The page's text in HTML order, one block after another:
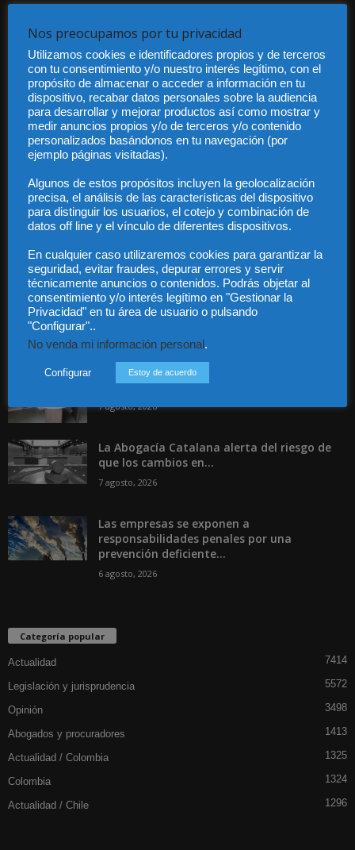
Audiencia y Publicidad
Quiénes somos
Privacidad
Guía Colaboradores
Contáctanos: info@diariojuridico.com
Incluso más noticias
Especialización total: por qué TBF Abogados
es el referente en derecho...
7 agosto, 2026
La Abogacía Catalana alerta del riesgo de
que los cambios en...
7 agosto, 2026
Las empresas se exponen a
responsabilidades penales por una
prevención deficiente...
6 agosto, 2026
Categoría popular
Actualidad 7414
Legislación y jurisprudencia 5572
Opinión 3498
Abogados y procuradores 1413
Actualidad / Colombia 1325
Colombia 1324
Actualidad / Chile 1296
Nos preocupamos por tu privacidad
Utilizamos cookies e identificadores propios y de terceros
con tu consentimiento y/o nuestro interés legítimo, con el
propósito de almacenar o acceder a información en tu
dispositivo, recabar datos personales sobre la audiencia
para desarrollar y mejorar productos así como mostrar y
medir anuncios propios y/o de terceros y/o contenido
personalizados basándonos en tu navegación (por
ejemplo páginas visitadas).
Algunos de estos propósitos incluyen la geolocalización
precisa, el análisis de las características del dispositivo
para distinguir los usuarios, el cotejo y combinación de
datos off line y el vínculo de diferentes dispositivos.
En cualquier caso utilizaremos cookies para garantizar la
seguridad, evitar fraudes, depurar errores y servir
técnicamente anuncios o contenidos. Podrás objetar al
consentimiento y/o interés legítimo en "Gestionar la
Privacidad" en tu área de usuario o pulsando
"Configurar"..
No venda mi información personal.
Configurar Estoy de acuerdo